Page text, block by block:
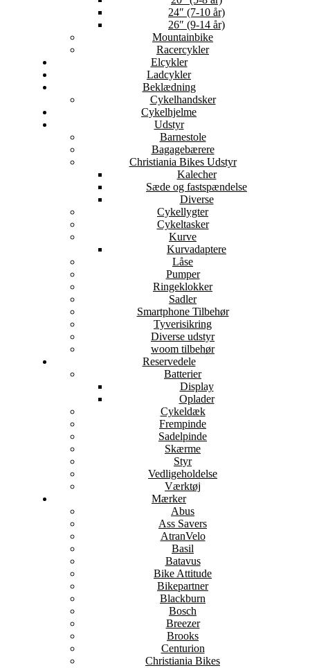
24″ (7-10 år)
26″ (9-14 år)
Mountainbike
Racercykler
Elcykler
Ladcykler
Beklædning
Cykelhandsker
Cykelhjelme
Udstyr
Barnestole
Bagagebærere
Christiania Bikes Udstyr
Kalecher
Sæde og fastspændelse
Diverse
Cykellygter
Cykeltasker
Kurve
Kurvadaptere
Låse
Pumper
Ringeklokker
Sadler
Smartphone Tilbehør
Tyverisikring
Diverse udstyr
woom tilbehør
Reservedele
Batterier
Display
Oplader
Cykeldæk
Frempinde
Sadelpinde
Skærme
Styr
Vedligeholdelse
Værktøj
Mærker
Abus
Ass Savers
AtranVelo
Basil
Batavus
Bike Attitude
Bikepartner
Blackburn
Bosch
Breezer
Brooks
Centurion
Christiania Bikes